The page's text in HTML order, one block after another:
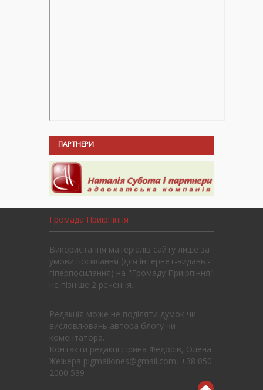
ПАРТНЕРИ
Громада Приірпіння
Використання матеріалів сайту лише за
умови посилання (для інтернет-видань -
гіперпосилання) на "Громаду Приірпіння"
не пізніше 2 речення.
Редакція може не поділяти думок чи
висловлювань автора блогу чи
коментатора.
Контакти редакції: Ірина Федорів, Олена
Жежера pigmaliones@gmail.com, +38 050
2000 539